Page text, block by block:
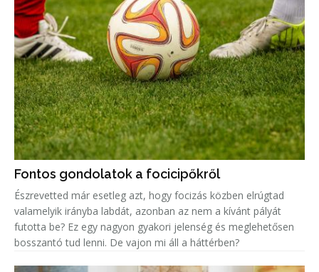
Fontos gondolatok a focicipőkről
Észrevetted már esetleg azt, hogy focizás közben elrúgtad
valamelyik irányba labdát, azonban az nem a kívánt pályát
futotta be? Ez egy nagyon gyakori jelenség és meglehetősen
bosszantó tud lenni. De vajon mi áll a háttérben?